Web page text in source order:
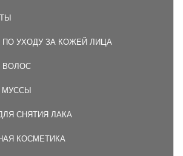
ПО УХОДУ ЗА КОЖЕЙ ЛИЦА
ВОЛОС
МУССЫ
СНЯТИЯ ЛАКА
КОСМЕТИКА